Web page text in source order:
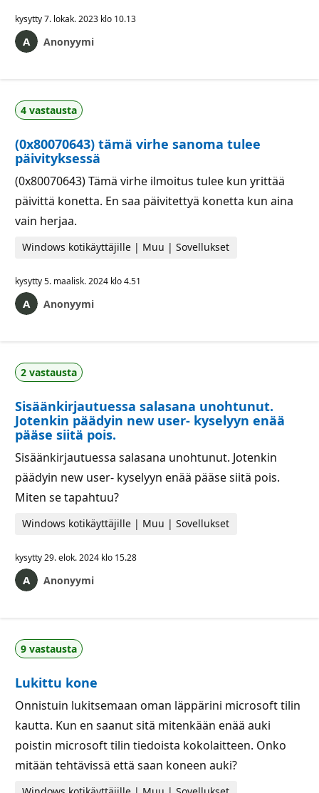
kysytty7. lokak. 2023 klo 10.13
Anonyymi
4 vastausta
(0x80070643) tämä virhe sanoma tulee
päivityksessä
(0x80070643) Tämä virhe ilmoitus tulee kun yrittää
päivittä konetta. En saa päivitettyä konetta kun aina
vain herjaa.
Windows kotikäyttäjille | Muu | Sovellukset
kysytty5. maalisk. 2024 klo 4.51
Anonyymi
2 vastausta
Sisäänkirjautuessa salasana unohtunut.
Jotenkin päädyin new user- kyselyyn enää
pääse siitä pois.
Sisäänkirjautuessa salasana unohtunut. Jotenkin
päädyin new user- kyselyyn enää pääse siitä pois.
Miten se tapahtuu?
Windows kotikäyttäjille | Muu | Sovellukset
kysytty29. elok. 2024 klo 15.28
Anonyymi
9 vastausta
Lukittu kone
Onnistuin lukitsemaan oman läppärini microsoft tilin
kautta. Kun en saanut sitä mitenkään enää auki
poistin microsoft tilin tiedoista kokolaitteen. Onko
mitään tehtävissä että saan koneen auki?